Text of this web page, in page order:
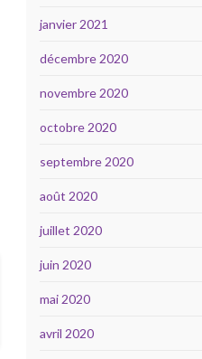
janvier 2021
décembre 2020
novembre 2020
octobre 2020
septembre 2020
août 2020
juillet 2020
juin 2020
mai 2020
avril 2020